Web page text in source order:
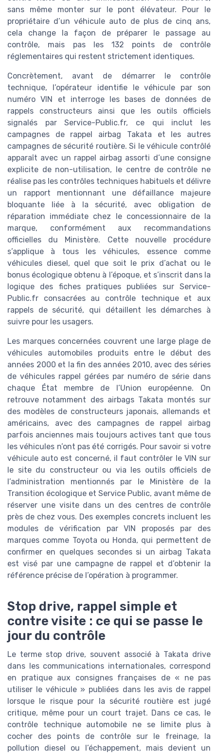
sans même monter sur le pont élévateur. Pour le
propriétaire d’un véhicule auto de plus de cinq ans,
cela change la façon de préparer le passage au
contrôle, mais pas les 132 points de contrôle
réglementaires qui restent strictement identiques.
Concrètement, avant de démarrer le contrôle
technique, l’opérateur identifie le véhicule par son
numéro VIN et interroge les bases de données de
rappels constructeurs ainsi que les outils officiels
signalés par Service-Public.fr, ce qui inclut les
campagnes de rappel airbag Takata et les autres
campagnes de sécurité routière. Si le véhicule contrôlé
apparaît avec un rappel airbag assorti d’une consigne
explicite de non-utilisation, le centre de contrôle ne
réalise pas les contrôles techniques habituels et délivre
un rapport mentionnant une défaillance majeure
bloquante liée à la sécurité, avec obligation de
réparation immédiate chez le concessionnaire de la
marque, conformément aux recommandations
officielles du Ministère. Cette nouvelle procédure
s’applique à tous les véhicules, essence comme
véhicules diesel, quel que soit le prix d’achat ou le
bonus écologique obtenu à l’époque, et s’inscrit dans la
logique des fiches pratiques publiées sur Service-
Public.fr consacrées au contrôle technique et aux
rappels de sécurité, qui détaillent les démarches à
suivre pour les usagers.
Les marques concernées couvrent une large plage de
véhicules automobiles produits entre le début des
années 2000 et la fin des années 2010, avec des séries
de véhicules rappel gérées par numéro de série dans
chaque État membre de l’Union européenne. On
retrouve notamment des airbags Takata montés sur
des modèles de constructeurs japonais, allemands et
américains, avec des campagnes de rappel airbag
parfois anciennes mais toujours actives tant que tous
les véhicules n’ont pas été corrigés. Pour savoir si votre
véhicule auto est concerné, il faut contrôler le VIN sur
le site du constructeur ou via les outils officiels de
l’administration mentionnés par le Ministère de la
Transition écologique et Service Public, avant même de
réserver une visite dans un des centres de contrôle
près de chez vous. Des exemples concrets incluent les
modules de vérification par VIN proposés par des
marques comme Toyota ou Honda, qui permettent de
confirmer en quelques secondes si un airbag Takata
est visé par une campagne de rappel et d’obtenir la
référence précise de l’opération à programmer.
Stop drive, rappel simple et
contre visite : ce qui se passe le
jour du contrôle
Le terme stop drive, souvent associé à Takata drive
dans les communications internationales, correspond
en pratique aux consignes françaises de « ne pas
utiliser le véhicule » publiées dans les avis de rappel
lorsque le risque pour la sécurité routière est jugé
critique, même pour un court trajet. Dans ce cas, le
contrôle technique automobile ne se limite plus à
cocher des points de contrôle sur le freinage, la
pollution diesel ou l’échappement, mais devient un